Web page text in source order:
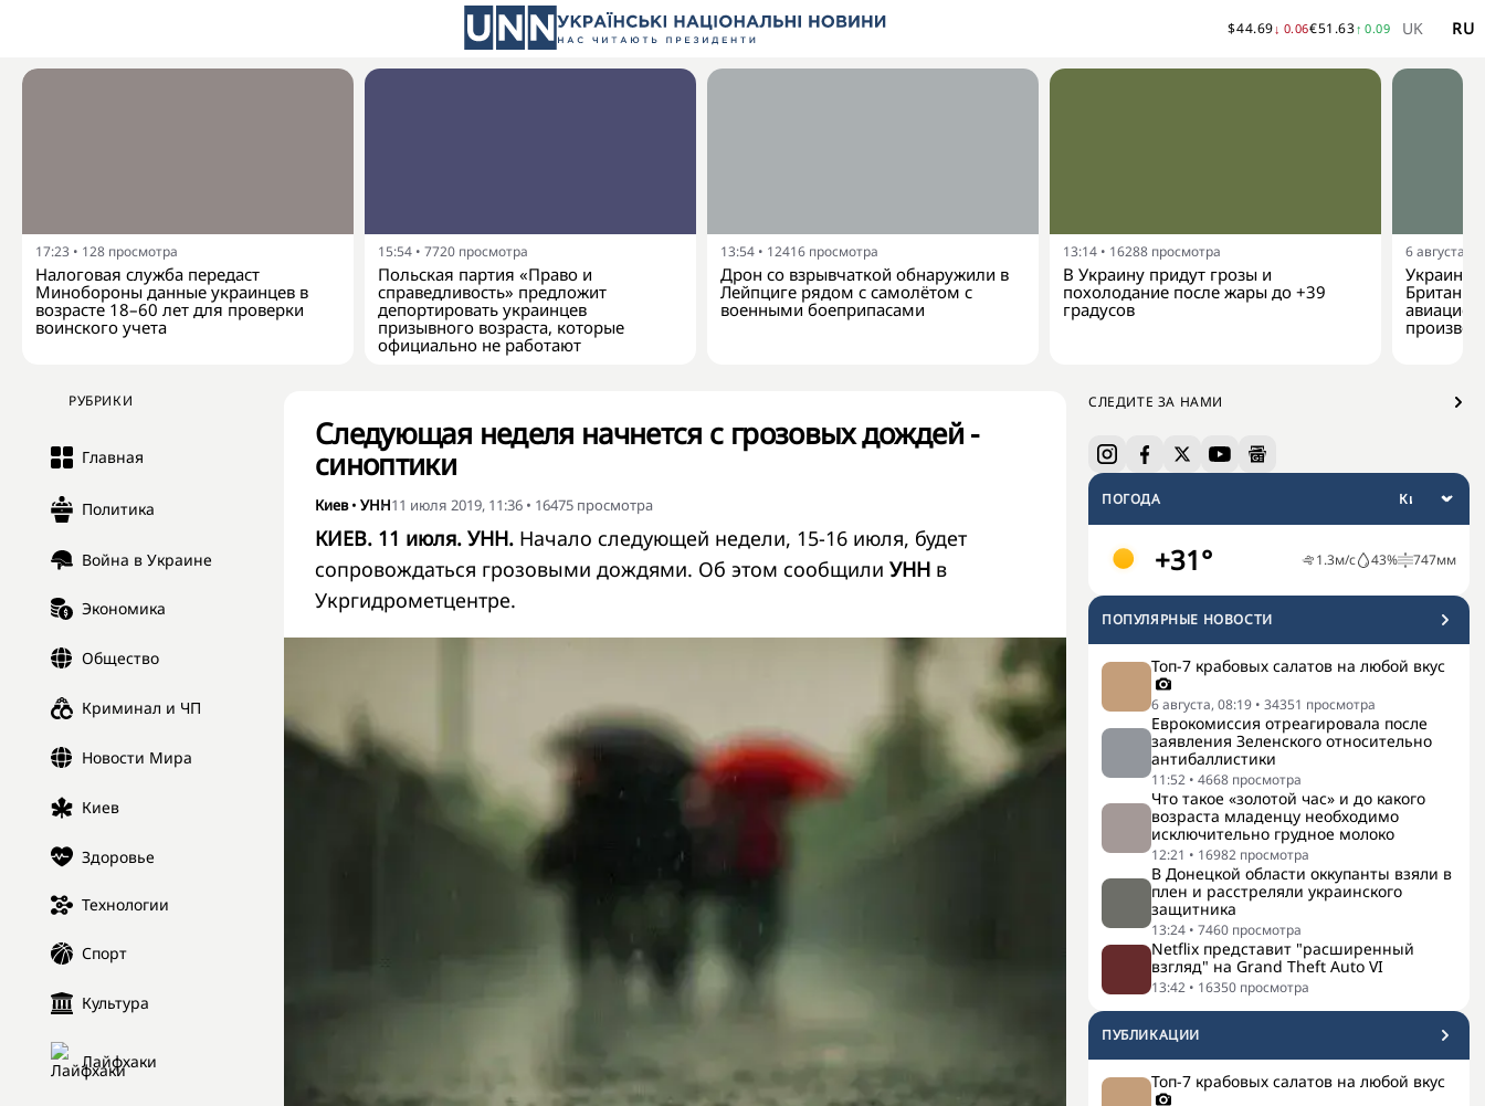
$44.69↓ 0.06€51.63↑ 0.09 UK RU
17:23 • 128 просмотра
Налоговая служба передаст
Минобороны данные украинцев в
возрасте 18–60 лет для проверки
воинского учета
15:54 • 7720 просмотра
Польская партия «Право и
справедливость» предложит
депортировать украинцев
призывного возраста, которые
официально не работают
13:54 • 12416 просмотра
Дрон со взрывчаткой обнаружили в
Лейпциге рядом с самолётом с
военными боеприпасами
13:14 • 16288 просмотра
В Украину придут грозы и
похолодание после жары до +39
градусов
6 августа,
Украина
РУБРИКИ
Главная
Политика
Война в Украине
Экономика
Общество
Криминал и ЧП
Новости Мира
Киев
Здоровье
Технологии
Спорт
Культура
Лайфхаки
СЛЕДИТЕ ЗА НАМИ
ПОГОДА
+31° 1.3м/с 43% 747мм
ПОПУЛЯРНЫЕ НОВОСТИ
Топ-7 крабовых салатов на любой вкус
6 августа, 08:19 • 34351 просмотра
Еврокомиссия отреагировала после
заявления Зеленского относительно
антибаллистики
11:52 • 4668 просмотра
Что такое «золотой час» и до какого
возраста младенцу необходимо
исключительно грудное молоко
12:21 • 16982 просмотра
В Донецкой области оккупанты взяли в
плен и расстреляли украинского
защитника
13:24 • 7460 просмотра
Netflix представит "расширенный
взгляд" на Grand Theft Auto VI
13:42 • 16350 просмотра
ПУБЛИКАЦИИ
Топ-7 крабовых салатов на любой вкус
Следующая неделя начнется с грозовых дождей -
синоптики
Киев• УНН11 июля 2019, 11:36 • 16475 просмотра
КИЕВ. 11 июля. УНН. Начало следующей недели, 15-16 июля, будет
сопровождаться грозовыми дождями. Об этом сообщили УНН в
Укргидрометцентре.